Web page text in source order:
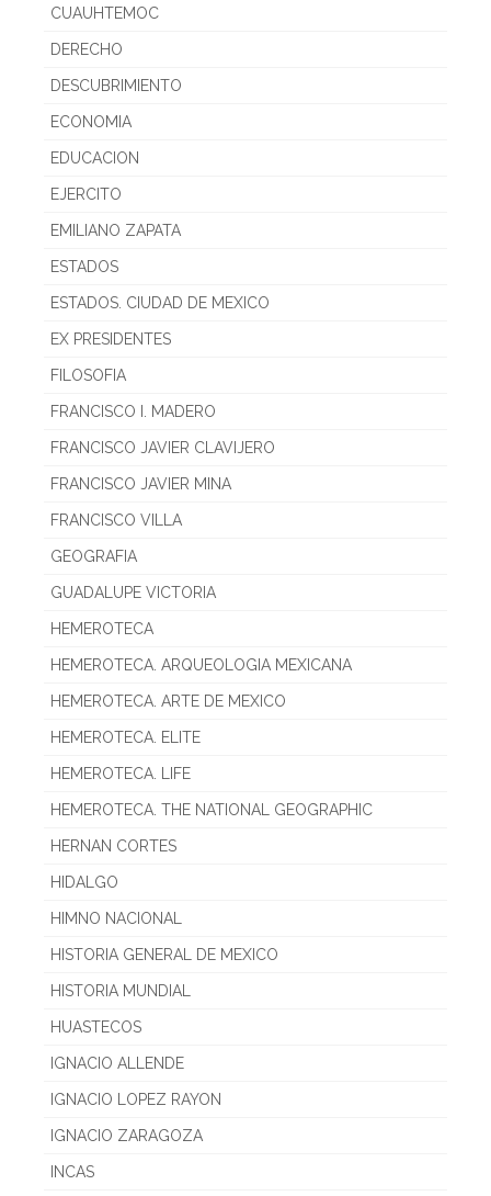
CUAUHTEMOC
DERECHO
DESCUBRIMIENTO
ECONOMIA
EDUCACION
EJERCITO
EMILIANO ZAPATA
ESTADOS
ESTADOS. CIUDAD DE MEXICO
EX PRESIDENTES
FILOSOFIA
FRANCISCO I. MADERO
FRANCISCO JAVIER CLAVIJERO
FRANCISCO JAVIER MINA
FRANCISCO VILLA
GEOGRAFIA
GUADALUPE VICTORIA
HEMEROTECA
HEMEROTECA. ARQUEOLOGIA MEXICANA
HEMEROTECA. ARTE DE MEXICO
HEMEROTECA. ELITE
HEMEROTECA. LIFE
HEMEROTECA. THE NATIONAL GEOGRAPHIC
HERNAN CORTES
HIDALGO
HIMNO NACIONAL
HISTORIA GENERAL DE MEXICO
HISTORIA MUNDIAL
HUASTECOS
IGNACIO ALLENDE
IGNACIO LOPEZ RAYON
IGNACIO ZARAGOZA
INCAS